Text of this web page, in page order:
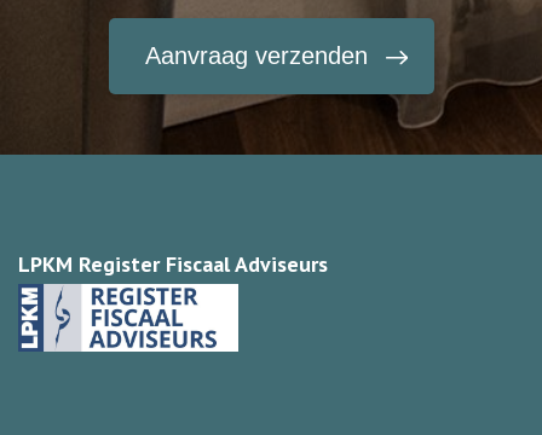
LPKM Register Fiscaal Adviseurs